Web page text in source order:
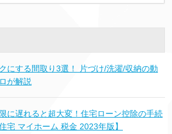
にする間取り3選！ 片づけ/洗濯/収納の動
が解説
に遅れると超大変！住宅ローン控除の手続
宅 マイホーム 税金 2023年版】